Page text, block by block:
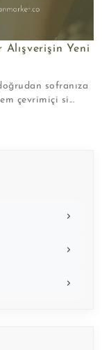
Alışverişin Yeni
sofranıza
çevrimiçi si...